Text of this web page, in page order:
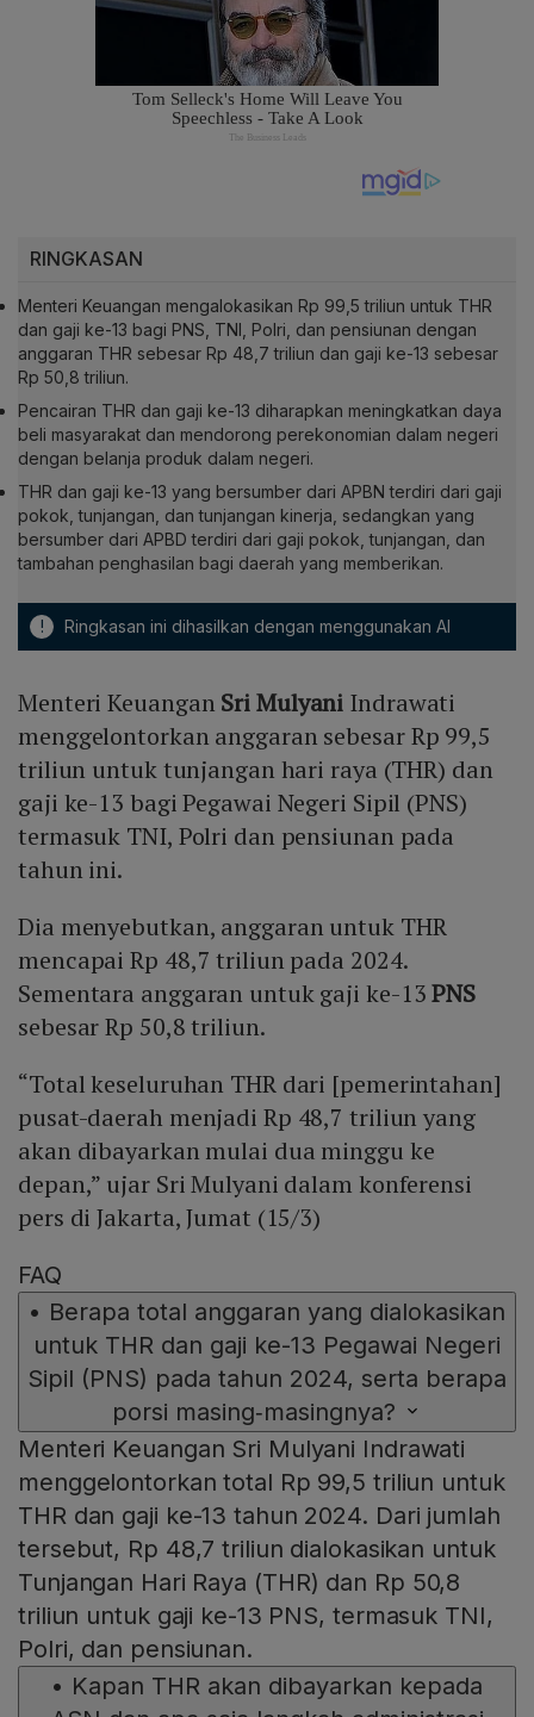
RINGKASAN
Menteri Keuangan mengalokasikan Rp 99,5 triliun untuk THR
dan gaji ke-13 bagi PNS, TNI, Polri, dan pensiunan dengan
anggaran THR sebesar Rp 48,7 triliun dan gaji ke-13 sebesar
Rp 50,8 triliun.
Pencairan THR dan gaji ke-13 diharapkan meningkatkan daya
beli masyarakat dan mendorong perekonomian dalam negeri
dengan belanja produk dalam negeri.
THR dan gaji ke-13 yang bersumber dari APBN terdiri dari gaji
pokok, tunjangan, dan tunjangan kinerja, sedangkan yang
bersumber dari APBD terdiri dari gaji pokok, tunjangan, dan
tambahan penghasilan bagi daerah yang memberikan.
! Ringkasan ini dihasilkan dengan menggunakan AI
Menteri Keuangan Sri Mulyani Indrawati
menggelontorkan anggaran sebesar Rp 99,5
triliun untuk tunjangan hari raya (THR) dan
gaji ke-13 bagi Pegawai Negeri Sipil (PNS)
termasuk TNI, Polri dan pensiunan pada
tahun ini.
Dia menyebutkan, anggaran untuk THR
mencapai Rp 48,7 triliun pada 2024.
Sementara anggaran untuk gaji ke-13PNS
sebesar Rp 50,8 triliun.
“Total keseluruhan THR dari [pemerintahan]
pusat-daerah menjadi Rp 48,7 triliun yang
akan dibayarkan mulai dua minggu ke
depan,” ujar Sri Mulyani dalam konferensi
pers di Jakarta, Jumat (15/3)
FAQ
• Berapa total anggaran yang dialokasikan
untuk THR dan gaji ke-13 Pegawai Negeri
Sipil (PNS) pada tahun 2024, serta berapa
porsi masing‑masingnya?
Menteri Keuangan Sri Mulyani Indrawati
menggelontorkan total Rp 99,5 triliun untuk
THR dan gaji ke-13 tahun 2024. Dari jumlah
tersebut, Rp 48,7 triliun dialokasikan untuk
Tunjangan Hari Raya (THR) dan Rp 50,8
triliun untuk gaji ke-13 PNS, termasuk TNI,
Polri, dan pensiunan.
• Kapan THR akan dibayarkan kepada